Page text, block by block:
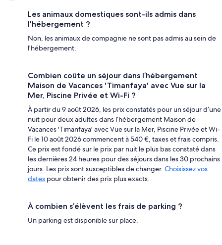
Les animaux domestiques sont-ils admis dans
l'hébergement ?
Non, les animaux de compagnie ne sont pas admis au sein de
l'hébergement.
Combien coûte un séjour dans l’hébergement
Maison de Vacances 'Timanfaya' avec Vue sur la
Mer, Piscine Privée et Wi-Fi ?
À partir du 9 août 2026, les prix constatés pour un séjour d’une
nuit pour deux adultes dans l’hébergement Maison de
Vacances 'Timanfaya' avec Vue sur la Mer, Piscine Privée et Wi-
Fi le 10 août 2026 commencent à 540 €, taxes et frais compris.
Ce prix est fondé sur le prix par nuit le plus bas constaté dans
les dernières 24 heures pour des séjours dans les 30 prochains
jours. Les prix sont susceptibles de changer. Choisissez vos
dates pour obtenir des prix plus exacts.
À combien s’élèvent les frais de parking ?
Un parking est disponible sur place.